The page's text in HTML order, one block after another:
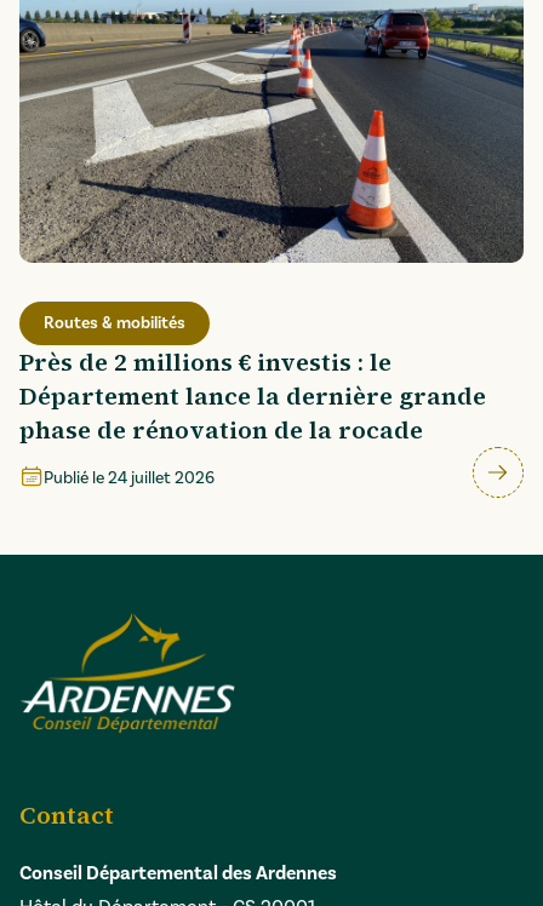
Routes & mobilités
Près de 2 millions € investis : le
Département lance la dernière grande
phase de rénovation de la rocade
Publié le24 juillet 2026
Contact
Conseil Départemental des Ardennes